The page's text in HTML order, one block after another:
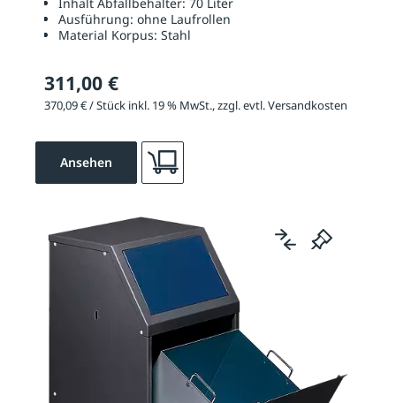
Ausführung: ohne Laufrollen
Material Korpus: Stahl
311,00 €
370,09 € / Stück inkl. 19 % MwSt., zzgl. evtl. Versandkosten
Ansehen